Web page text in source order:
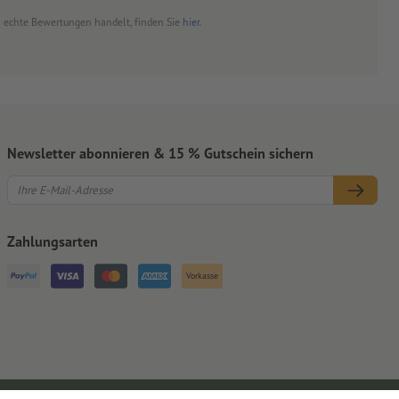
Bewertungen handelt, finden Sie hier.
Newsletter abonnieren & 15 % Gutschein sichern
Zahlungsarten
Vorkasse